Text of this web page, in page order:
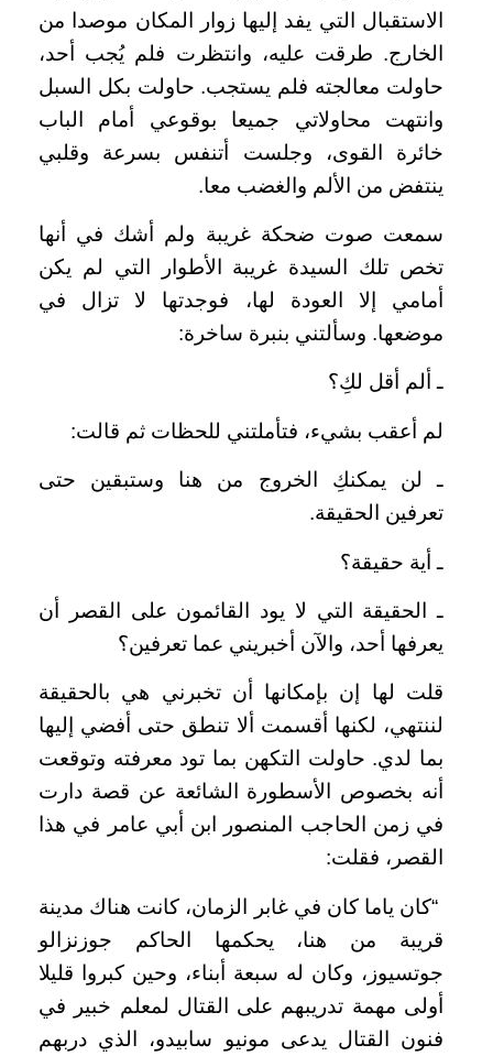
الاستقبال التي يفد إليها زوار المكان موصدا من
الخارج. طرقت عليه، وانتظرت فلم يُجب أحد،
حاولت معالجته فلم يستجب. حاولت بكل السبل
وانتهت محاولاتي جميعا بوقوعي أمام الباب
خائرة القوى، وجلست أتنفس بسرعة وقلبي
ينتفض من الألم والغضب معا.
سمعت صوت ضحكة غريبة ولم أشك في أنها
تخص تلك السيدة غريبة الأطوار التي لم يكن
أمامي إلا العودة لها، فوجدتها لا تزال في
موضعها. وسألتني بنبرة ساخرة:
ـ ألم أقل لكِ؟
لم أعقب بشيء، فتأملتني للحظات ثم قالت:
ـ لن يمكنكِ الخروج من هنا وستبقين حتى
تعرفين الحقيقة.
ـ أية حقيقة؟
ـ الحقيقة التي لا يود القائمون على القصر أن
يعرفها أحد، والآن أخبريني عما تعرفين؟
قلت لها إن بإمكانها أن تخبرني هي بالحقيقة
لننتهي، لكنها أقسمت ألا تنطق حتى أفضي إليها
بما لدي. حاولت التكهن بما تود معرفته وتوقعت
أنه بخصوص الأسطورة الشائعة عن قصة دارت
في زمن الحاجب المنصور ابن أبي عامر في هذا
القصر، فقلت:
“كان ياما كان في غابر الزمان، كانت هناك مدينة
قريبة من هنا، يحكمها الحاكم جوزنزالو
جوتسيوز، وكان له سبعة أبناء، وحين كبروا قليلا
أولى مهمة تدريبهم على القتال لمعلم خبير في
فنون القتال يدعى مونيو سابيدو، الذي دربهم